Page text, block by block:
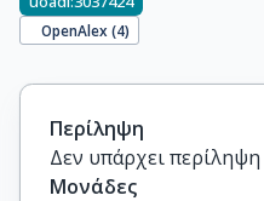
OpenAlex (4)
Περίληψη
Δεν υπάρχει περίληψη
Μονάδες